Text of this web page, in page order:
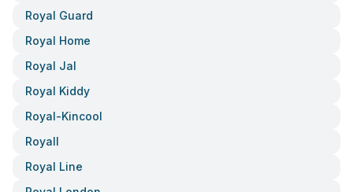
Royal Guard
Royal Home
Royal Jal
Royal Kiddy
Royal-Kincool
Royall
Royal Line